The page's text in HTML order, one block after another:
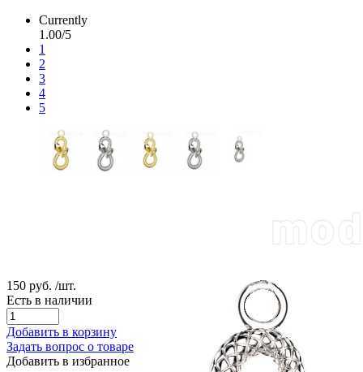
Currently
1.00/5
1
2
3
4
5
150 руб. /шт.
Есть в наличии
Добавить в корзину
Задать вопрос о товаре
Добавить в избранное